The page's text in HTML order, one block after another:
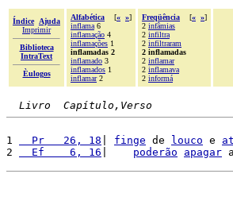
Índice
Ajuda
Imprimir
Biblioteca
IntraText
Èulogos
Alfabética [« »]
inflama 6
inflamação 4
inflamações 1
inflamadas 2
inflamado 3
inflamados 1
inflamar2
Freqüência [« »]
2 infâmias
2 infiltra
2 infiltraram
2 inflamadas
2 inflamar
2 inflamava
2 informá
Livro  Capítulo,Verso
1
  Pr   26, 18
finge de louco e
2
  Ef    6, 16
poderão apagar